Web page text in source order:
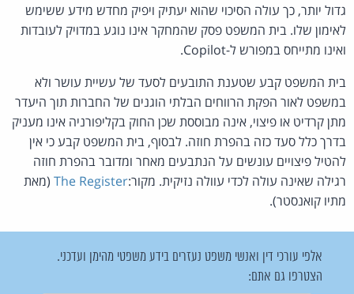
גדול יותר, כך עולה הסיכוי שהוא יעתיק ויפיק מחדש מידע ששימש
לאימון שלו. בית המשפט פסק שהמחקר אינו נוגע במדויק לעובדות
ואינו מתייחס במפורש ל-Copilot.
בית המשפט קבע שטענת התובעים לסעד של עשיית עושר ולא
במשפט לאור הפקת הרווחים הבלתי הוגנים של החברות תוך היעדר
מתן קרדיט או פיצוי, אינה מבוססת שכן החוק בקליפורניה אינו מעניק
בדרך כלל סעד כזה בהפרת חוזה. לבסוף, בית המשפט קבע כי אין
להטיל פיצויים עונשים על הנתבעים מאחר ומדובר בהפרת חוזה
רגילה שאינה עולה לכדי עוולה נזיקית. מקור:The Register (מאת
מתיו קואנסטר).
אלפי עורכי דין ואנשי משפט נעזרים בידע משפטי מהימן ועדכני.
הצטרפו גם אתם: